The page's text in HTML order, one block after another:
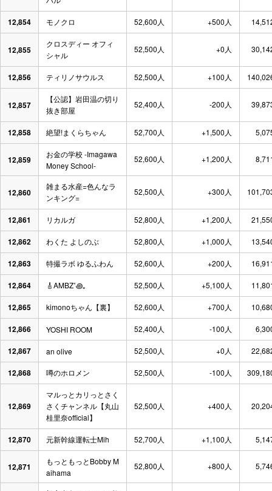
12,854 モノクロ 52,600人 +500人
12,855
クロスディー オフィ
シャル
52,500人 +0人
12,856 ティリノサウルス 52,500人 +100人
12,857
【公認】岩田温の切り
抜き部屋
52,400人 -200人
12,858 絶望!まくらちゃん 52,700人 +1,500人
12,859
お金の学校 -Imagawa
Money School-
52,600人 +1,200人
12,860
雑まる水産=色んなラ
ンキング=
52,500人 +300人
12,861 リカルガ 52,800人 +1,200人
12,862 わくた よしのぶ 52,800人 +1,000人
12,863 特撮ラボ ゆるふわん 52,600人 +200人
12,864 🎸AMBZ˚꩜｡ 52,500人 +5,100人
12,865 kimonoちゃん【裏】 52,600人 +700人
12,866 YOSHI ROOM 52,400人 -100人
12,867 an olive 52,500人 +0人
12,868 噂のホロメン 52,500人 -100人
12,869
マルっとカリっとさく
さくチャンネル【丸山
桂里奈official】
52,500人 +400人
12,870 元新幹線運転士Mih 52,700人 +1,100人
12,871
もっともっとBobby M
aihama
52,800人 +800人